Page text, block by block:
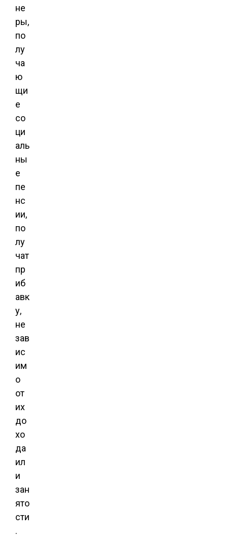
не
ры,
по
лу
ча
ю
щи
е
со
ци
аль
ны
е
пе
нс
ии,
по
лу
чат
пр
иб
авк
у,
не
зав
ис
им
о
от
их
до
хо
да
ил
и
зан
ято
сти
.